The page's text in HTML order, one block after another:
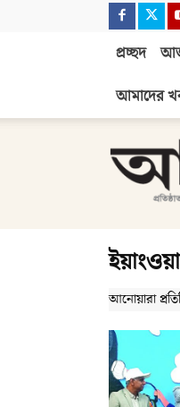
প্রচ্ছদ
আমাদের
আজাদী
আনোয়ারা